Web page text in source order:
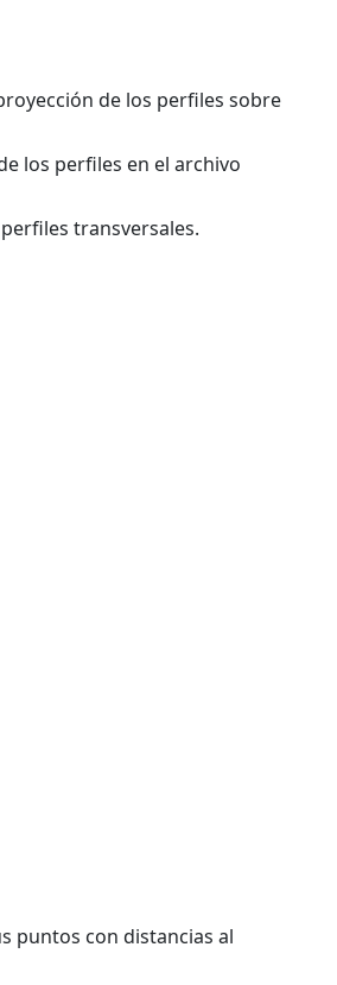
de los perfiles sobre
los perfiles en el archivo
transversales.
puntos con distancias al